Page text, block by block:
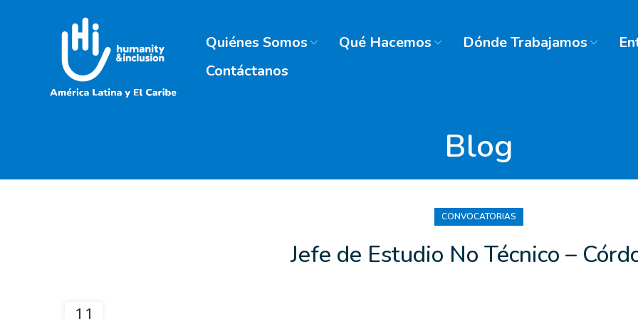
Quiénes Somos Qué Hacemos Dónde Trabajamos
Contáctanos
Blog
CONVOCATORIAS
Jefe de Estudio No Técnico –